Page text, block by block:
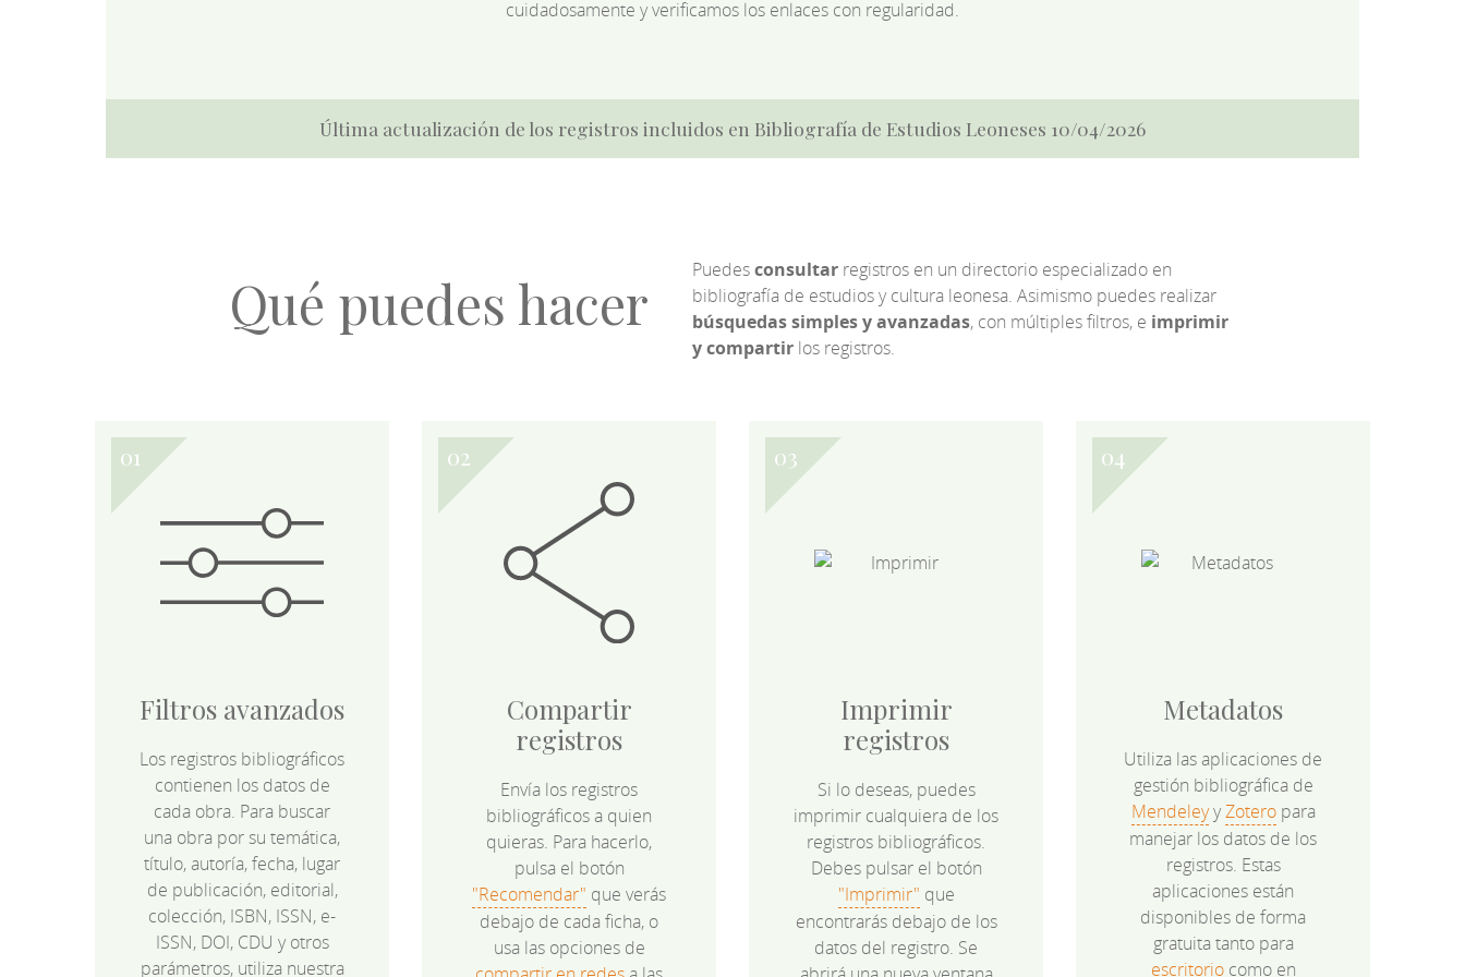
cuidadosamente y verificamos los enlaces con regularidad.
Última actualización de los registros incluidos en Bibliografía de Estudios Leoneses 10/04/2026
Qué puedes hacer Puedesconsultarregistros en un directorio especializado en
bibliografía de estudios y cultura leonesa. Asimismo puedes realizar
búsquedas simples y avanzadas, con múltiples filtros, e imprimir
y compartirlos registros.
Filtros avanzados
Los registros bibliográficos
contienen los datos de
cada obra. Para buscar
una obra por su temática,
título, autoría, fecha, lugar
de publicación, editorial,
colección, ISBN, ISSN, e-
ISSN, DOI, CDU y otros
parámetros, utiliza nuestra
Compartir
registros
Envía los registros
bibliográficos a quien
quieras. Para hacerlo,
pulsa el botón
"Recomendar" que verás
debajo de cada ficha, o
usa las opciones de
Imprimir
registros
Si lo deseas, puedes
imprimir cualquiera de los
registros bibliográficos.
Debes pulsar el botón
"Imprimir" que
encontrarás debajo de los
datos del registro. Se
Metadatos
Utiliza las aplicaciones de
gestión bibliográfica de
MendeleyyZoteropara
manejar los datos de los
registros. Estas
aplicaciones están
disponibles de forma
gratuita tanto para
escritoriocomo en